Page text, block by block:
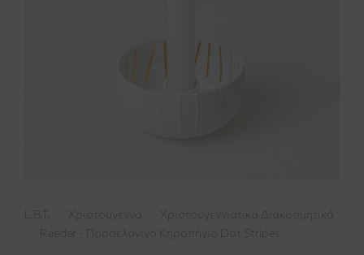
L.B.T. Χριστούγεννα
Χριστουγεννιάτικα Διακοσμητικά
Raeder - Πορσελάνινο Κηροπήγιο Dot Stripes